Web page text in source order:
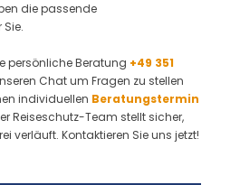
die passende
Sie.
persönliche Beratung +49 351
Chat um Fragen zu stellen
individuellen Beratungstermin
Reiseschutz-Team stellt sicher,
verläuft. Kontaktieren Sie uns jetzt!